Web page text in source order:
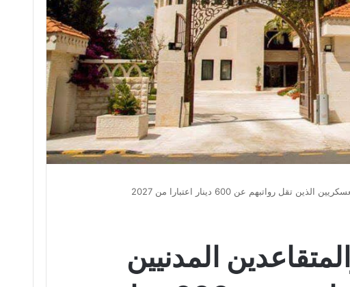
رواتبهم عن 600 دينار اعتبارا من 2027
المدنيين